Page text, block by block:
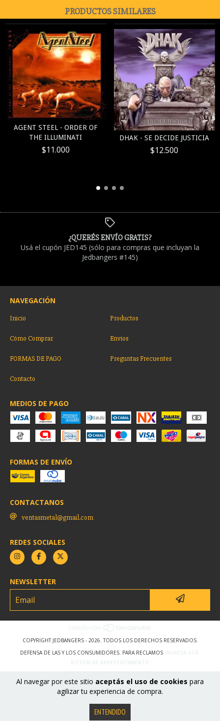
Al navegar por este sitio aceptás el uso de cookies para
agilizar tu experiencia de compra.
ENTENDIDO
PRODUCTOS SIMILARES
AGENT STEEL - ORDER OF
THE ILLUMINATI
$11.000
DHAK - SE DECIDE JUSTICIA
$12.500
¿QUERÉS ENVÍO GRATIS?
Usá el cupón JED145 (sólo para compras que incluyan la
Jedbangers #145)
NAVEGACIÓN
Inicio Productos
Cómo Comprar Envios
FORMAS DE PAGO Preguntas Frecuentes
Contacto
MEDIOS DE PAGO
FORMAS DE ENVÍO
CONTACTANOS
ventasmetal@gmail.com
REDES SOCIALES
NEWSLETTER
COPYRIGHT JEDBANGERS - 2026. TODOS LOS DERECHOS RESERVADOS.
DEFENSA DE LAS Y LOS CONSUMIDORES. PARA RECLAMOS